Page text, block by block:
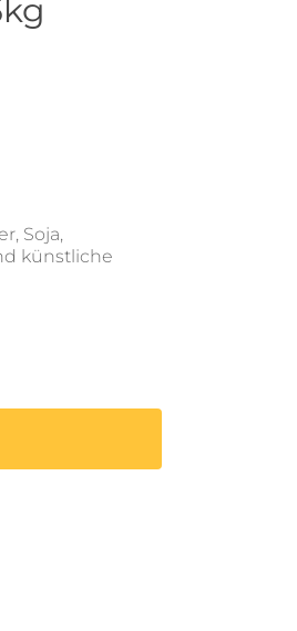
Soja,
künstliche